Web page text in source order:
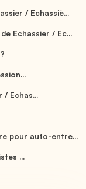
/ Echassiè...
Echassier / Ec...
/ Echas...
pour auto-entre...
...